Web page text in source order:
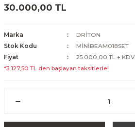
30.000,00 TL
Marka
DRİTON
Stok Kodu
MİNİBEAM018SET
Fiyat
25.000,00 TL + KDV
*3.127,50 TL den başlayan taksitlerle!